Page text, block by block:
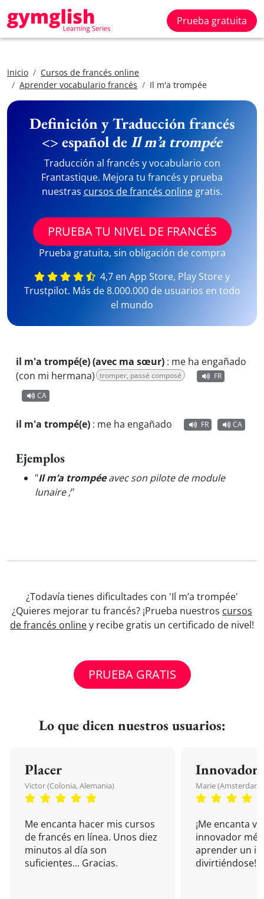
Prueba gratuita
Inicio
Cursos de francés online
Aprender vocabulario francés
Il m'a trompée
Definición y Traducción francés
<> español deIl m’a trompée
Traducción al francés y vocabulario con
Frantastique. Mejora tu francés y prueba
nuestras cursos de francés onlinegratis.
PRUEBA TU NIVEL DE FRANCÉS
Prueba gratuita, sin obligación de compra
4,7 en App Store, Play Store y
Trustpilot. Más de 8.000.000 de usuarios en todo
el mundo
il m'a trompé(e) (avec ma sœur) : me ha engañado
(con mi hermana) tromper, passé composé
FR
CA
il m'a trompé(e) : me ha engañado FR CA
Ejemplos
"Il m’a trompéeavec son pilote de module
lunaire ;"
¿Todavía tienes dificultades con 'Il m’a trompée'
¿Quieres mejorar tu francés? ¡Prueba nuestros cursos
de francés onliney recibe gratis un certificado de nivel!
PRUEBA GRATIS
Lo que dicen nuestros usuarios:
Placer
Victor (Colonia, Alemania)
Me encanta hacer mis cursos
de francés en línea. Unos diez
minutos al día son
suficientes... Gracias.
Innovador
Marie (Amsterdam,
¡Me encanta
innovador
aprender un
divirtiéndose!